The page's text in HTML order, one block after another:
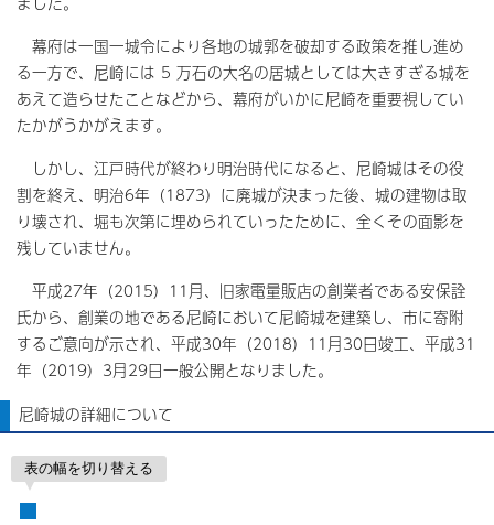
幕府は一国一城令により各地の城郭を破却する政策を推し進め
る一方で、尼崎には 5 万石の大名の居城としては大きすぎる城を
あえて造らせたことなどから、幕府がいかに尼崎を重要視してい
たかがうかがえます。
しかし、江戸時代が終わり明治時代になると、尼崎城はその役
割を終え、明治6年（1873）に廃城が決まった後、城の建物は取
り壊され、堀も次第に埋められていったために、全くその面影を
残していません。
平成27年（2015）11月、旧家電量販店の創業者である安保詮
氏から、創業の地である尼崎において尼崎城を建築し、市に寄附
するご意向が示され、平成30年（2018）11月30日竣工、平成31
年（2019）3月29日一般公開となりました。
尼崎城の詳細について
表の幅を切り替える